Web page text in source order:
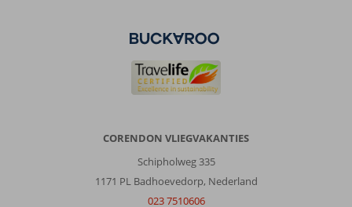
CORENDON VLIEGVAKANTIES
Schipholweg 335
1171 PL Badhoevedorp, Nederland
023 7510606